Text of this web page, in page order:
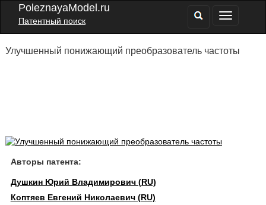
PoleznayaModel.ru
Патентный поиск
Улучшенный понижающий преобразователь частоты
Авторы патента:
Душкин Юрий Владимирович (RU)
Коптяев Евгений Николаевич (RU)